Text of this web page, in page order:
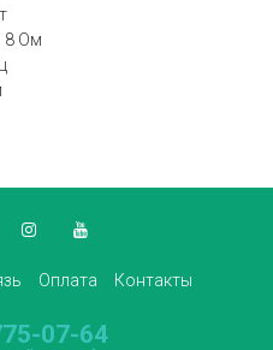
8 Ом
Оплата Контакты
07-64